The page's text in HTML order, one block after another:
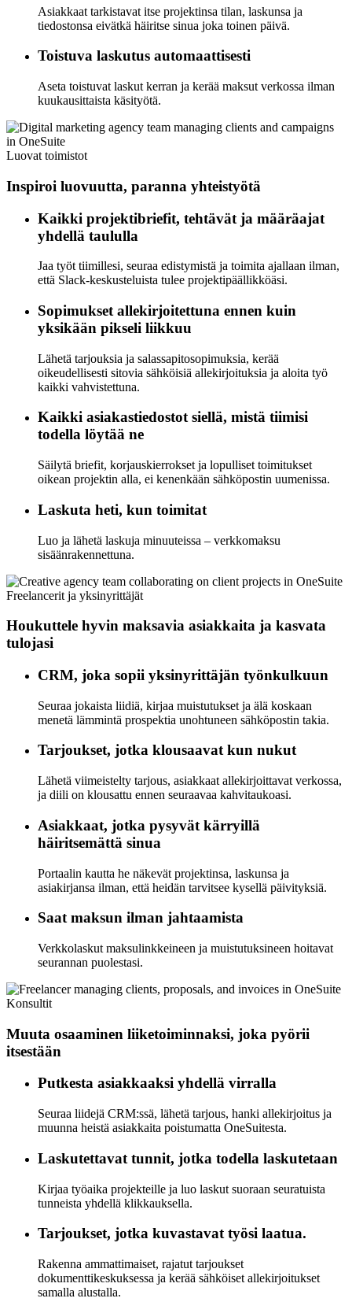
Asiakkaat tarkistavat itse projektinsa tilan, laskunsa ja
tiedostonsa eivätkä häiritse sinua joka toinen päivä.
Toistuva laskutus automaattisesti
Aseta toistuvat laskut kerran ja kerää maksut verkossa ilman
kuukausittaista käsityötä.
Luovat toimistot
Inspiroi luovuutta, paranna yhteistyötä
Kaikki projektibriefit, tehtävät ja määräajat
yhdellä taululla
Jaa työt tiimillesi, seuraa edistymistä ja toimita ajallaan ilman,
että Slack-keskusteluista tulee projektipäällikköäsi.
Sopimukset allekirjoitettuna ennen kuin
yksikään pikseli liikkuu
Lähetä tarjouksia ja salassapitosopimuksia, kerää
oikeudellisesti sitovia sähköisiä allekirjoituksia ja aloita työ
kaikki vahvistettuna.
Kaikki asiakastiedostot siellä, mistä tiimisi
todella löytää ne
Säilytä briefit, korjauskierrokset ja lopulliset toimitukset
oikean projektin alla, ei kenenkään sähköpostin uumenissa.
Laskuta heti, kun toimitat
Luo ja lähetä laskuja minuuteissa – verkkomaksu
sisäänrakennettuna.
Freelancerit ja yksinyrittäjät
Houkuttele hyvin maksavia asiakkaita ja kasvata
tulojasi
CRM, joka sopii yksinyrittäjän työnkulkuun
Seuraa jokaista liidiä, kirjaa muistutukset ja älä koskaan
menetä lämmintä prospektia unohtuneen sähköpostin takia.
Tarjoukset, jotka klousaavat kun nukut
Lähetä viimeistelty tarjous, asiakkaat allekirjoittavat verkossa,
ja diili on klousattu ennen seuraavaa kahvitaukoasi.
Asiakkaat, jotka pysyvät kärryillä
häiritsemättä sinua
Portaalin kautta he näkevät projektinsa, laskunsa ja
asiakirjansa ilman, että heidän tarvitsee kysellä päivityksiä.
Saat maksun ilman jahtaamista
Verkkolaskut maksulinkkeineen ja muistutuksineen hoitavat
seurannan puolestasi.
Konsultit
Muuta osaaminen liiketoiminnaksi, joka pyörii
itsestään
Putkesta asiakkaaksi yhdellä virralla
Seuraa liidejä CRM:ssä, lähetä tarjous, hanki allekirjoitus ja
muunna heistä asiakkaita poistumatta OneSuitesta.
Laskutettavat tunnit, jotka todella laskutetaan
Kirjaa työaika projekteille ja luo laskut suoraan seuratuista
tunneista yhdellä klikkauksella.
Tarjoukset, jotka kuvastavat työsi laatua.
Rakenna ammattimaiset, rajatut tarjoukset
dokumenttikeskuksessa ja kerää sähköiset allekirjoitukset
samalla alustalla.